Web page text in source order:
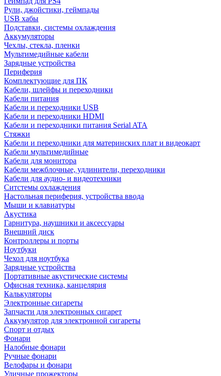
Рули, джойстики, геймпады
USB хабы
Подставки, системы охлаждения
Аккумуляторы
Чехлы, стекла, пленки
Мультимедийные кабели
Зарядные устройства
Периферия
Комплектующие для ПК
Кабели, шлейфы и переходники
Кабели питания
Кабели и переходники USB
Кабели и переходники HDMI
Кабели и переходники питания Serial ATA
Стяжки
Кабели и переходники для материнских плат и видеокарт
Кабели мультимедийные
Кабели для монитора
Кабели межблочные, удлинители, переходники
Кабели для аудио- и видеотехники
Ситстемы охлаждения
Настольная периферия, устройства ввода
Мыши и клавиатуры
Акустика
Гарнитура, наушники и аксессуары
Внешний диск
Контроллеры и порты
Ноутбуки
Чехол для ноутбука
Зарядные устройства
Портативные акустические системы
Офисная техника, канцелярия
Калькуляторы
Электронные сигареты
Запчасти для электронных сигарет
Аккумулятор для электронной сигареты
Спорт и отдых
Фонари
Налобные фонари
Ручные фонари
Велофары и фонари
Уличные прожекторы